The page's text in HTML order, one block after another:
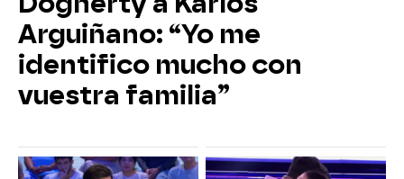
Arguiñano: “Yo me
identifico mucho con
vuestra familia”